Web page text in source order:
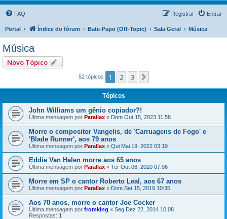
FAQ Entrar
Registrar
Portal Índice do fórum Bate-Papo (Off-Topic) Sala Geral Música
Música
Novo Tópico
52 tópicos 1 2 3
Tópicos
John Williams um gênio copiador?!
Última mensagem por Parallax « Dom Out 15, 2023 11:58
Morre o compositor Vangelis, de 'Carruagens de Fogo' e
'Blade Runner', aos 79 anos
Última mensagem por Parallax « Qui Mai 19, 2022 03:19
Eddie Van Halen morre aos 65 anos
Última mensagem por Parallax « Ter Out 06, 2020 07:06
Morre em SP o cantor Roberto Leal, aos 67 anos
Última mensagem por Parallax « Dom Set 15, 2019 10:35
Aos 70 anos, morre o cantor Joe Cocker
Última mensagem por fromking « Seg Dez 22, 2014 10:08
Respostas: 1